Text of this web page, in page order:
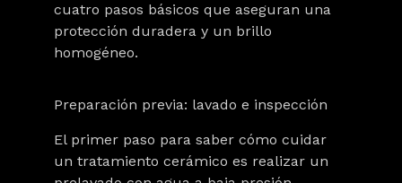
cuatro pasos básicos que aseguran una
protección duradera y un brillo
homogéneo.
Preparación previa: lavado e inspección
El primer paso para saber cómo cuidar
un tratamiento cerámico es realizar un